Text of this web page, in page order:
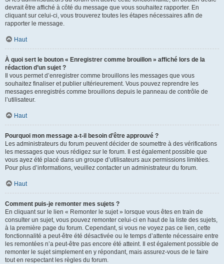
devrait être affiché à côté du message que vous souhaitez rapporter. En
cliquant sur celui-ci, vous trouverez toutes les étapes nécessaires afin de
rapporter le message.
Haut
À quoi sert le bouton « Enregistrer comme brouillon » affiché lors de la
rédaction d’un sujet ?
Il vous permet d’enregistrer comme brouillons les messages que vous
souhaitez finaliser et publier ultérieurement. Vous pouvez reprendre les
messages enregistrés comme brouillons depuis le panneau de contrôle de
l’utilisateur.
Haut
Pourquoi mon message a-t-il besoin d’être approuvé ?
Les administrateurs du forum peuvent décider de soumettre à des vérifications
les messages que vous rédigez sur le forum. Il est également possible que
vous ayez été placé dans un groupe d’utilisateurs aux permissions limitées.
Pour plus d’informations, veuillez contacter un administrateur du forum.
Haut
Comment puis-je remonter mes sujets ?
En cliquant sur le lien « Remonter le sujet » lorsque vous êtes en train de
consulter un sujet, vous pouvez remonter celui-ci en haut de la liste des sujets,
à la première page du forum. Cependant, si vous ne voyez pas ce lien, cette
fonctionnalité a peut-être été désactivée ou le temps d’attente nécessaire entre
les remontées n’a peut-être pas encore été atteint. Il est également possible de
remonter le sujet simplement en y répondant, mais assurez-vous de le faire
tout en respectant les règles du forum.